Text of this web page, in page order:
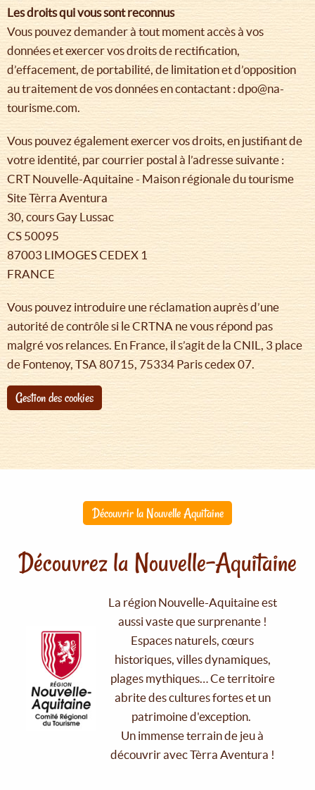
Les droits qui vous sont reconnus
Vous pouvez demander à tout moment accès à vos
données et exercer vos droits de rectification,
d’effacement, de portabilité, de limitation et d’opposition
au traitement de vos données en contactant : dpo@na-
tourisme.com.
Vous pouvez également exercer vos droits, en justifiant de
votre identité, par courrier postal à l’adresse suivante :
CRT Nouvelle-Aquitaine - Maison régionale du tourisme
Site Tèrra Aventura
30, cours Gay Lussac
CS 50095
87003 LIMOGES CEDEX 1
FRANCE
Vous pouvez introduire une réclamation auprès d’une
autorité de contrôle si le CRTNA ne vous répond pas
malgré vos relances. En France, il s’agit de la CNIL, 3 place
de Fontenoy, TSA 80715, 75334 Paris cedex 07.
Gestion des cookies
Découvrir la Nouvelle Aquitaine
Découvrez la Nouvelle-Aquitaine
La région Nouvelle-Aquitaine est
aussi vaste que surprenante !
Espaces naturels, cœurs
historiques, villes dynamiques,
plages mythiques… Ce territoire
abrite des cultures fortes et un
patrimoine d'exception.
Un immense terrain de jeu à
découvrir avec Tèrra Aventura !